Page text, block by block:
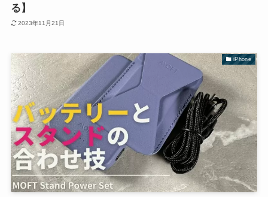
る】
2023年11月21日
iPhone